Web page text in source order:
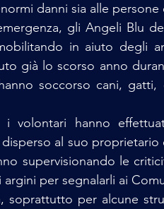
danni sia alle persone
gli Angeli Blu
in aiuto degli
già lo scorso anno
soccorso cani,
volontari hanno
al suo
supervisionando le
per segnalarli ai
soprattutto per alcune